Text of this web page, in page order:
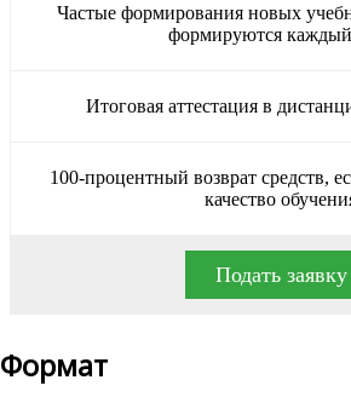
Частые формирования новых
формируются
Итоговая аттестация в
100-процентный возврат средств,
качество
Подать заявку
Формат